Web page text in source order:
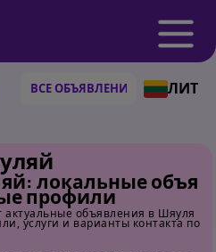
ЛИТ
локальные объя
профили
актуальные объявления в Шяуля
услуги и варианты контакта по